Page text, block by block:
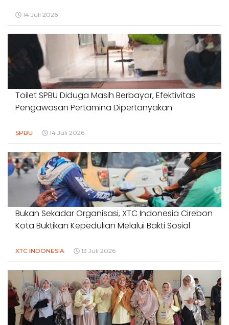
14 Juli 2026
Toilet SPBU Diduga Masih Berbayar, Efektivitas
Pengawasan Pertamina Dipertanyakan
SPBU 14 Juli 2026
Bukan Sekadar Organisasi, XTC Indonesia Cirebon
Kota Buktikan Kepedulian Melalui Bakti Sosial
XTC INDONESIA 13 Juli 2026